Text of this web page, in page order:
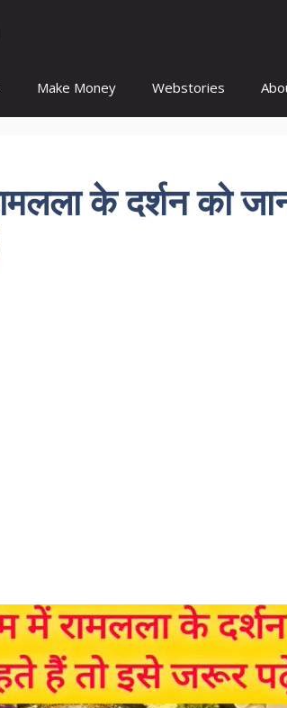
Make Money Webstories
के दर्शन को